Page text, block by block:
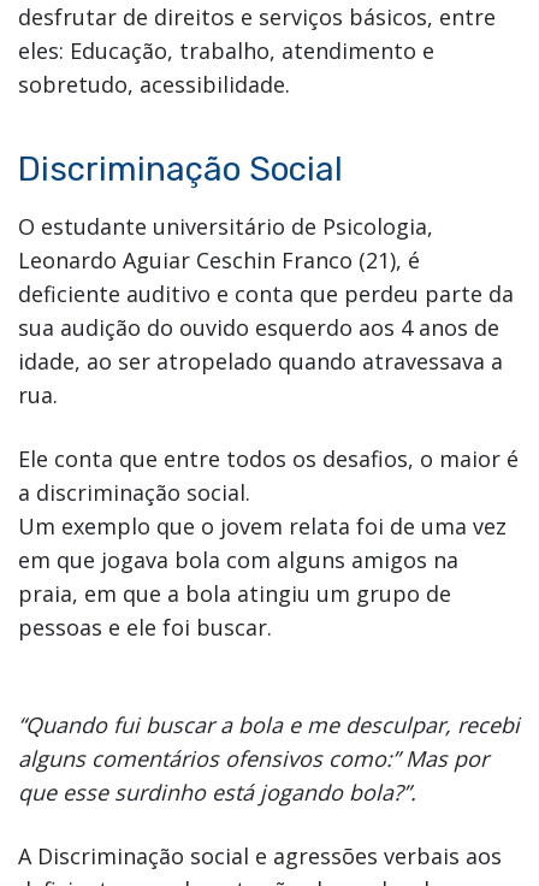
desfrutar de direitos e serviços básicos, entre
eles: Educação, trabalho, atendimento e
sobretudo, acessibilidade.
Discriminação Social
O estudante universitário de Psicologia,
Leonardo Aguiar Ceschin Franco (21), é
deficiente auditivo e conta que perdeu parte da
sua audição do ouvido esquerdo aos 4 anos de
idade, ao ser atropelado quando atravessava a
rua.
Ele conta que entre todos os desafios, o maior é
a discriminação social.
Um exemplo que o jovem relata foi de uma vez
em que jogava bola com alguns amigos na
praia, em que a bola atingiu um grupo de
pessoas e ele foi buscar.
“Quando fui buscar a bola e me desculpar, recebi
alguns comentários ofensivos como:” Mas por
que esse surdinho está jogando bola?”.
A Discriminação social e agressões verbais aos